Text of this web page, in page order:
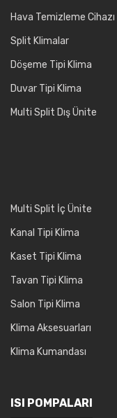
Hava Temizleme Cihazı
Split Klimalar
Döşeme Tipi Klima
Duvar Tipi Klima
Multi Split Dış Ünite
Multi Split İç Ünite
Kanal Tipi Klima
Kaset Tipi Klima
Tavan Tipi Klima
Salon Tipi Klima
Klima Aksesuarları
Klima Kumandası
ISI POMPALARI